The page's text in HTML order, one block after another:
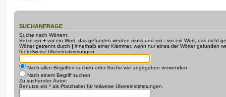
SUCHANFRAGE
Suche nach Wörtern:
Setze ein + vor ein Wort, das gefunden werden muss und ein - vor ein Wort, das nicht
Wörter getrennt durch | innerhalb einer Klammer, wenn nur eines der Wörter gefunden
für teilweise Übereinstimmungen.
Nach allen Begriffen suchen oder Suche wie angegeben verwenden
Nach einem Begriff suchen
Zu suchender Autor:
Benutze ein * als Platzhalter für teilweise Übereinstimmungen.